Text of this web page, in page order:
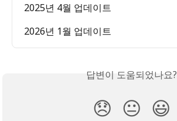
2025년 4월 업데이트
2026년 1월 업데이트
답변이 도움되었나요?
😞 😐 😃